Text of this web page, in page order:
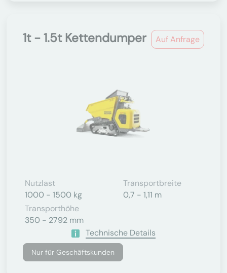
Auf Anfrage
1t - 1.5t Kettendumper
Nutzlast
1000 - 1500 kg
Transportbreite
0,7 - 1,11 m
Transporthöhe
350 - 2792 mm
Technische Details
Nur für Geschäftskunden